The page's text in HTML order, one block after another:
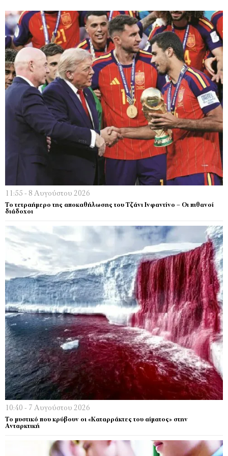
11:55 - 8 Αυγούστου 2026
Το τετραήμερο της αποκαθήλωσης του Τζάνι Ινφαντίνο – Οι πιθανοί
διάδοχοι
10:40 - 7 Αυγούστου 2026
Το μυστικό που κρύβουν οι «Καταρράκτες του αίματος» στην
Ανταρκτική